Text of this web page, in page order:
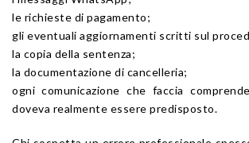
le richieste di pagamento;
gli eventuali aggiornamenti scritti sul
la copia della sentenza;
la documentazione di cancelleria;
ogni comunicazione che faccia
doveva realmente essere predisposto.